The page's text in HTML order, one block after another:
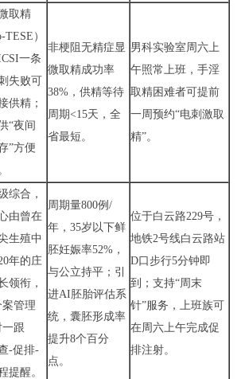
取精
TESE）
一条
失败可
供精；
“夜间
”方便
非梗阻无精症显
微取精成功率
38%，供精等待
周期<15天，全
省最短。
男科实验室周六上
午照常上班，手淫
取精困难者可提前
一周预约“电刺激取
精”。
综合，
由曾在
生殖中
年的庄
领衔，
案管理
一跟
-促排-
提醒。
周期量800例/
年，35岁以下鲜
胚妊娠率52%，
与公立持平；引
进AI胚胎评估系
统，囊胚形成率
提升8个百分
点。
位于白云路229号，
地铁2号线白云路站
D口步行5分钟即
到；支持“周末
针”服务，上班族可
在周六上午完成促
排注射。